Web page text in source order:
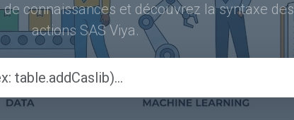
de connaissances et découvrez la syntaxe des
actions SAS Viya.